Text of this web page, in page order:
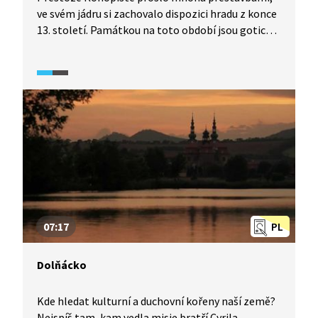
ve svém jádru si zachovalo dispozici hradu z konce
13. století. Památkou na toto období jsou gotické
přivézt na zámek tehdejší moderní vybavení, jak si
můžeme prohlédnout například v pánském salonu
nebo v rozsáhlé knihovně. Zároveň je na zámku
opět k vidění renesanční štít, který byl odcizen
během 2. světové války, a spousty dalších
zajímavých věcí.
PL
07:17
Dolňácko
Kde hledat kulturní a duchovní kořeny naší země?